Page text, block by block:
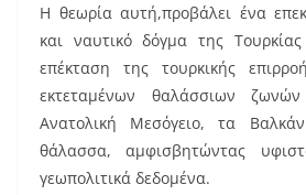
Η θεωρία αυτή,προβάλει ένα
και ναυτικό δόγμα της
επέκταση της τουρκικής
εκτεταμένων θαλάσσιων
Ανατολική Μεσόγειο, τα
θάλασσα, αμφισβητώντας
γεωπολιτικά δεδομένα.